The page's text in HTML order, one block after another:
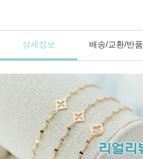
상세정보 배송/교환/반품